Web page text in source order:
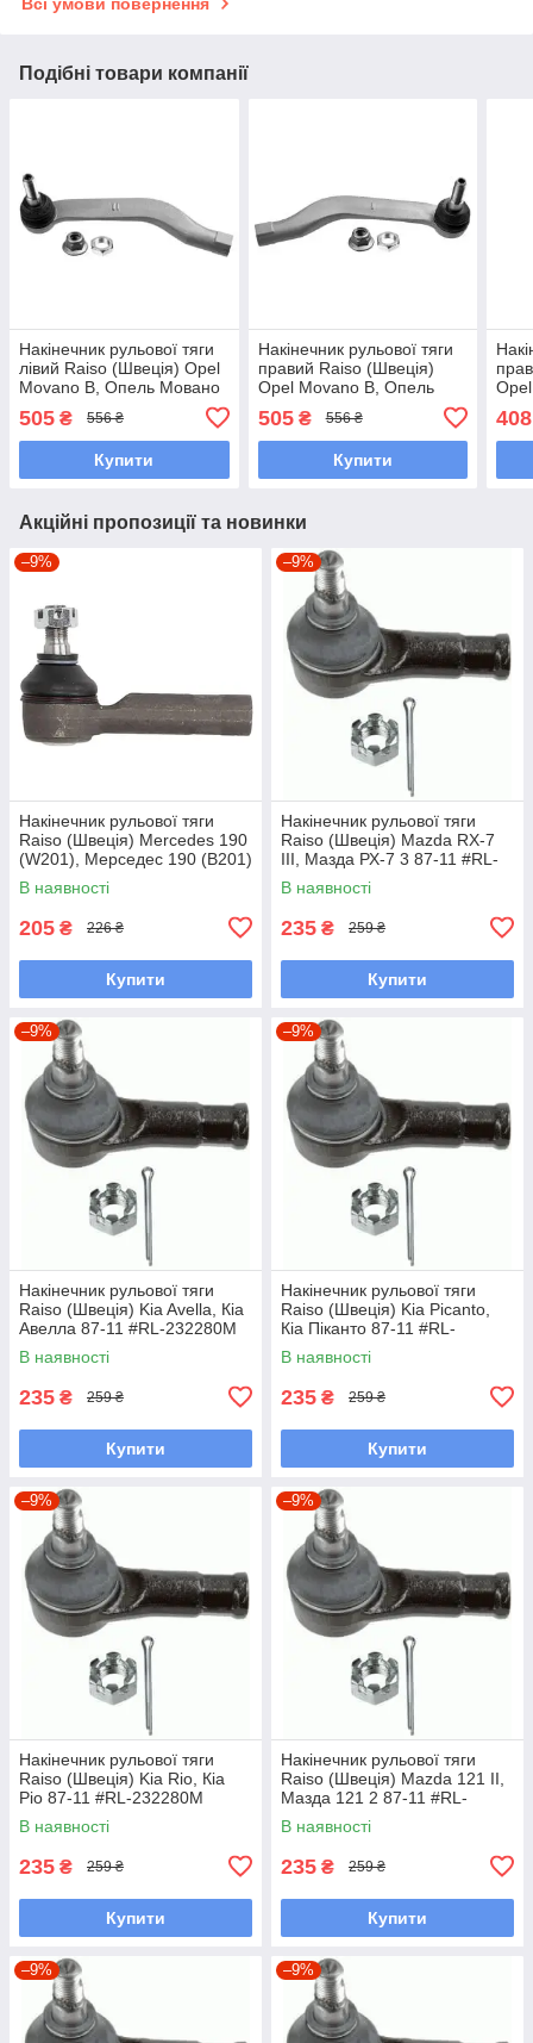
Подібні товари компанії
Накінечник рульової тяги
лівий Raiso (Швеція) Opel
Movano B, Опель Мовано
UAKUSWY7
505 ₴ 556 ₴
Купити
Накінечник рульової тяги
правий Raiso (Швеція)
Opel Movano B, Опель
485780N UABLGZF7
505₴ 556 ₴
Купити
408
Акційні пропозиції та новинки
–9%
Накінечник рульової тяги
Raiso (Швеція) Mercedes 190
(W201), Мерседес 190 (В201)
82-93 #RL-338110M
UAGKZRA7
В наявності
205 ₴ 226 ₴
Купити
–9%
Накінечник рульової тяги
Raiso (Швеція) Mazda RX-7
III, Мазда РХ-7 3 87-11 #RL-
232280M UAWSCEN7
В наявності
235 ₴ 259 ₴
Купити
–9%
Накінечник рульової тяги
Raiso (Швеція) Kia Avella, Кіа
Авелла 87-11 #RL-232280M
UALPSKZ7
В наявності
235 ₴ 259 ₴
Купити
–9%
Накінечник рульової тяги
Raiso (Швеція) Kia Picanto,
Кіа Піканто 87-11 #RL-
232280M UAYINBP7
В наявності
235 ₴ 259 ₴
Купити
–9%
Накінечник рульової тяги
Raiso (Швеція) Kia Rio, Кіа
Ріо 87-11 #RL-232280M
UAYINBP7
В наявності
235 ₴ 259 ₴
Купити
–9%
Накінечник рульової тяги
Raiso (Швеція) Mazda 121 II,
Мазда 121 2 87-11 #RL-
232280M UAFKHJP7
В наявності
235 ₴ 259 ₴
Купити
–9% –9%